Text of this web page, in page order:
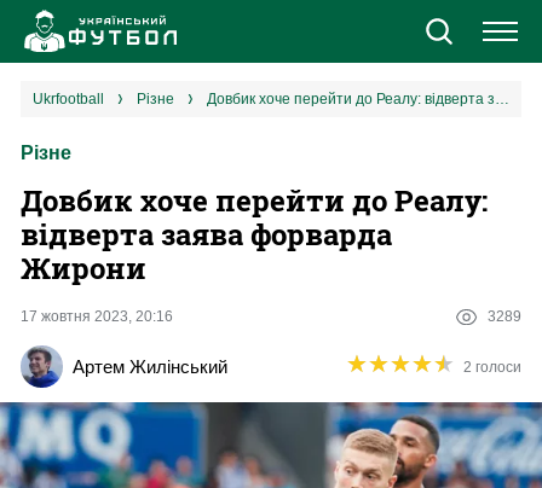
Новини
Єврокубки
2 ліга
Різне
ukrfootball різне Довбик хоче перейти до Реалу: відверта заява форварда Жирони
Різне
Довбик хоче перейти до Реалу:
відверта заява форварда
Жирони
17 жовтня 2023, 20:16 3289
Артем Жилінський ★★★★★
★★★★★ 2 голоси